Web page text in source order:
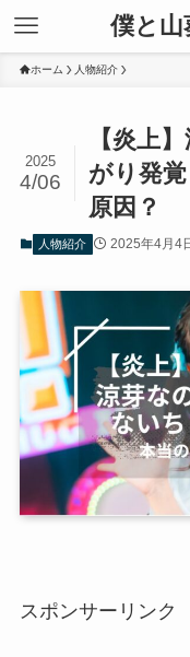
僕と山
ホーム 人物紹介
【炎上
がり発
原因？
2025
4/06
人物紹介 2025年4月4
スポンサーリンク